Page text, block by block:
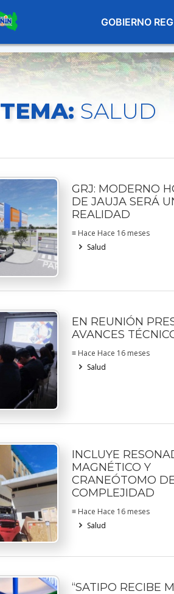
GOBIERNO
TEMA: SALUD
GRJ: MODERNO
DE JAUJA SERÁ
REALIDAD
≡ Hace Hace 16 meses
Salud
EN REUNIÓN
AVANCES
≡ Hace Hace 16 meses
Salud
INCLUYE
MAGNÉTICO Y
CRANEÓTOMO
COMPLEJIDAD
≡ Hace Hace 16 meses
Salud
“SATIPO RECIBE